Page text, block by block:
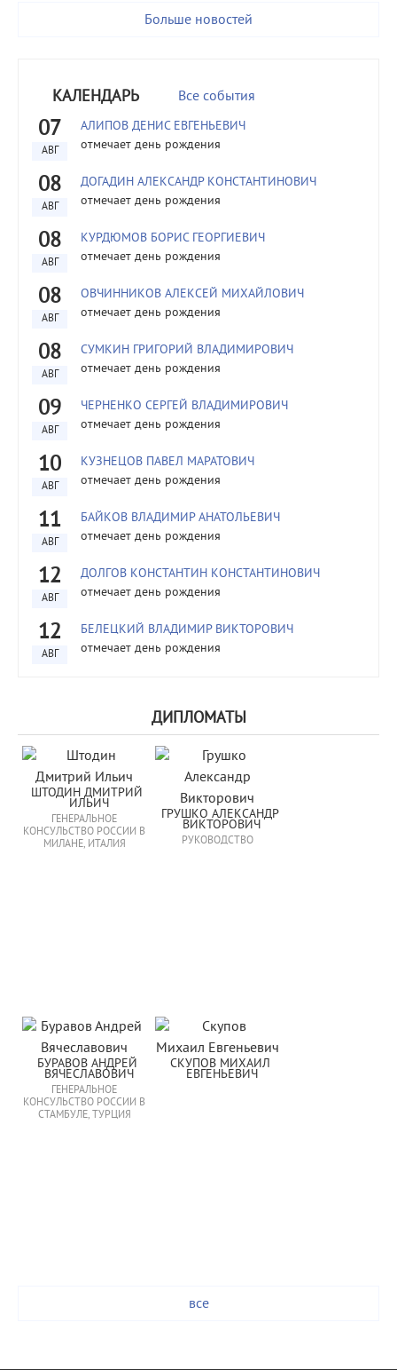
Больше новостей
КАЛЕНДАРЬ Все события
07
АВГ
АЛИПОВ ДЕНИС ЕВГЕНЬЕВИЧ
отмечает день рождения
08
АВГ
ДОГАДИН АЛЕКСАНДР КОНСТАНТИНОВИЧ
отмечает день рождения
08
АВГ
КУРДЮМОВ БОРИС ГЕОРГИЕВИЧ
отмечает день рождения
08
АВГ
ОВЧИННИКОВ АЛЕКСЕЙ МИХАЙЛОВИЧ
отмечает день рождения
08
АВГ
СУМКИН ГРИГОРИЙ ВЛАДИМИРОВИЧ
отмечает день рождения
09
АВГ
ЧЕРНЕНКО СЕРГЕЙ ВЛАДИМИРОВИЧ
отмечает день рождения
10
АВГ
КУЗНЕЦОВ ПАВЕЛ МАРАТОВИЧ
отмечает день рождения
11
АВГ
БАЙКОВ ВЛАДИМИР АНАТОЛЬЕВИЧ
отмечает день рождения
12
АВГ
ДОЛГОВ КОНСТАНТИН КОНСТАНТИНОВИЧ
отмечает день рождения
12
АВГ
БЕЛЕЦКИЙ ВЛАДИМИР ВИКТОРОВИЧ
отмечает день рождения
ДИПЛОМАТЫ
ШТОДИН ДМИТРИЙ
ИЛЬИЧ
ГЕНЕРАЛЬНОЕ
КОНСУЛЬСТВО РОССИИ В
МИЛАНЕ, ИТАЛИЯ
ГРУШКО АЛЕКСАНДР
ВИКТОРОВИЧ
РУКОВОДСТВО
БУРАВОВ АНДРЕЙ
ВЯЧЕСЛАВОВИЧ
ГЕНЕРАЛЬНОЕ
КОНСУЛЬСТВО РОССИИ В
СТАМБУЛЕ, ТУРЦИЯ
СКУПОВ МИХАИЛ
ЕВГЕНЬЕВИЧ
все